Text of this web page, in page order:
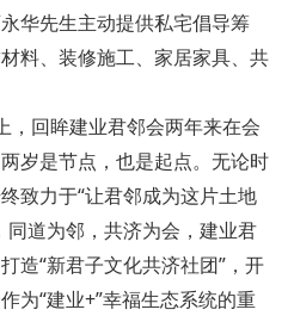
华先生主动提供私宅倡导筹
料、装修施工、家居家具、共
，回眸建业君邻会两年来在会
岁是节点，也是起点。无论时
致力于“让君邻成为这片土地
同道为邻，共济为会，建业君
造“新君子文化共济社团” ，开
为“建业+”幸福生态系统的重